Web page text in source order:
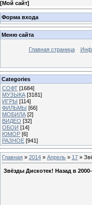
[Мой сайт]
Форма входа
Меню сайта
Главная страница
Categories
СОФТ [1684]
МУЗЫКА [3181]
ИГРЫ [114]
ФИЛЬМЫ [66]
МОБИЛА [2]
ВИДЕО [32]
ОБОИ [14]
ЮМОР [6]
РАЗНОЕ [941]
Главная » 2014 » Апрель » 17 »
Звёзды Дискотек! Назад в 2000-